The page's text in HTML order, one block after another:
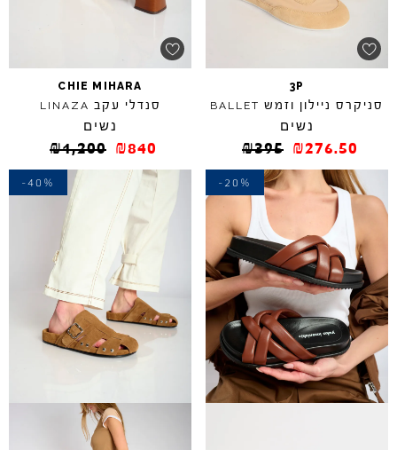
3P
סניקרס ניילון וזמש BALLET
נשים
₪395 ₪276.50
CHIE MIHARA
סנדלי עקב LINAZA
נשים
₪1,200 ₪840
-20%
-40%